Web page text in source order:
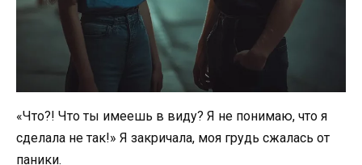
«Что?! Что ты имеешь в виду? Я не понимаю, что я
сделала не так!» Я закричала, моя грудь сжалась от
паники.